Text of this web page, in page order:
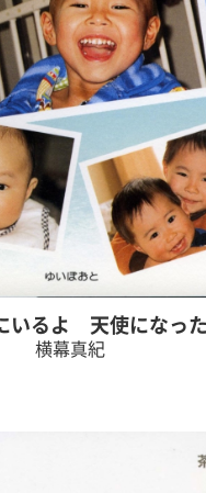
いるよ 天使になっ
横幕真紀